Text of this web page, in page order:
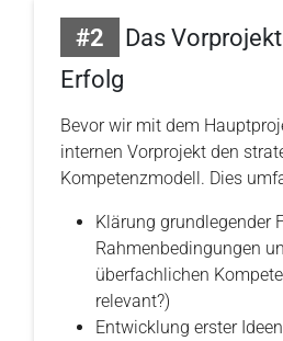
#2
Das
Erfolg
Bevor wir mit dem
internen Vorprojekt den
Kompetenzmodell. Dies
Klärung grundlegender
Rahmenbedingungen
überfachlichen
relevant?)
Entwicklung erster